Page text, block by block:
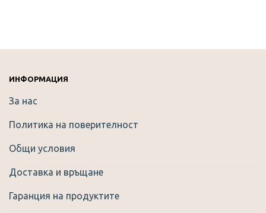
ИНФОРМАЦИЯ
За нас
Политика на поверителност
Общи условия
Доставка и връщане
Гаранция на продуктите